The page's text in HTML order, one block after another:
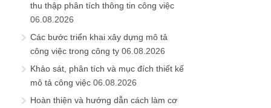
thu thập phân tích thông tin công việc
06.08.2026
Các bước triển khai xây dựng mô tả
công việc trong công ty 06.08.2026
Khảo sát, phân tích và mục đích thiết kế
mô tả công việc 06.08.2026
Hoàn thiện và hướng dẫn cách làm cơ